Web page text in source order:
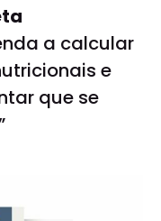
a calcular
e
que se